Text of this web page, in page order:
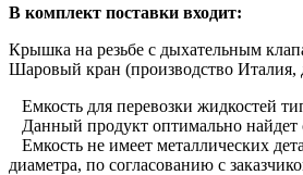
В комплект поставки входит:
Крышка на резьбе с дыхательным
Шаровый кран (производство Италия,
Емкость для перевозки жидкостей
Данный продукт оптимально найдет
Емкость не имеет металлических
диаметра, по согласованию с